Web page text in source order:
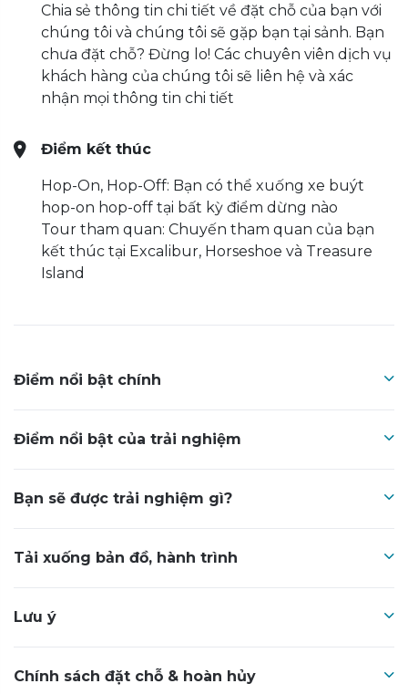
Chia sẻ thông tin chi tiết về đặt chỗ của bạn với
chúng tôi và chúng tôi sẽ gặp bạn tại sảnh. Bạn
chưa đặt chỗ? Đừng lo! Các chuyên viên dịch vụ
khách hàng của chúng tôi sẽ liên hệ và xác
nhận mọi thông tin chi tiết
Điểm kết thúc
Hop-On, Hop-Off: Bạn có thể xuống xe buýt
hop-on hop-off tại bất kỳ điểm dừng nào
Tour tham quan: Chuyến tham quan của bạn
kết thúc tại Excalibur, Horseshoe và Treasure
Island
Điểm nổi bật chính
Điểm nổi bật của trải nghiệm
Bạn sẽ được trải nghiệm gì?
Tải xuống bản đồ, hành trình
Lưu ý
Chính sách đặt chỗ & hoàn hủy